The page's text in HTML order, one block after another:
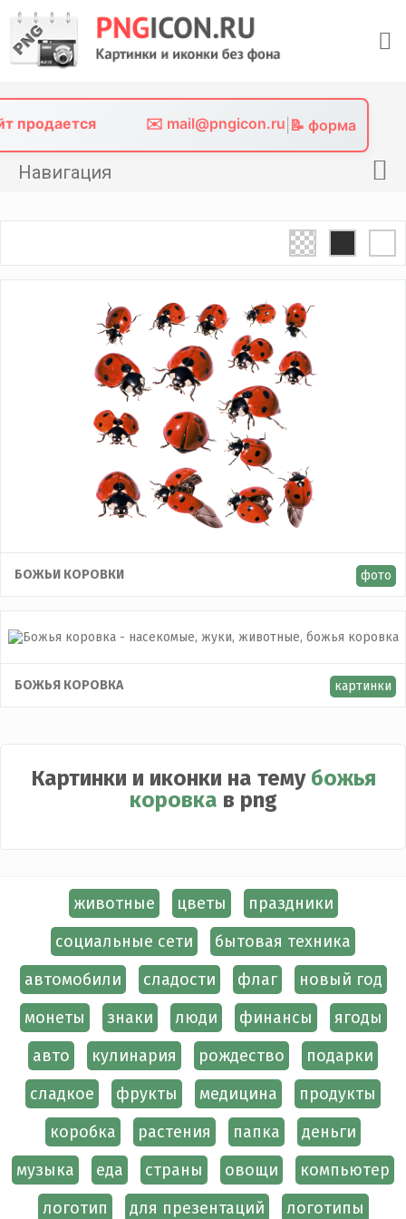
content
продается ✉️ mail@pngicon.ru 📝 форма
Навигация
БОЖЬИ КОРОВКИ фото
БОЖЬЯ КОРОВКА картинки
Картинки и иконки на тему божья
коровка в png
животные цветы
праздники
социальные сети
бытовая техника
автомобили
сладости флаг
новый год
монеты
знаки люди финансы
ягоды
авто
кулинария рождество
подарки
сладкое
фрукты медицина
продукты
коробка
растения папка
деньги
музыка
еда страны овощи
компьютер
логотип
для презентаций логотипы